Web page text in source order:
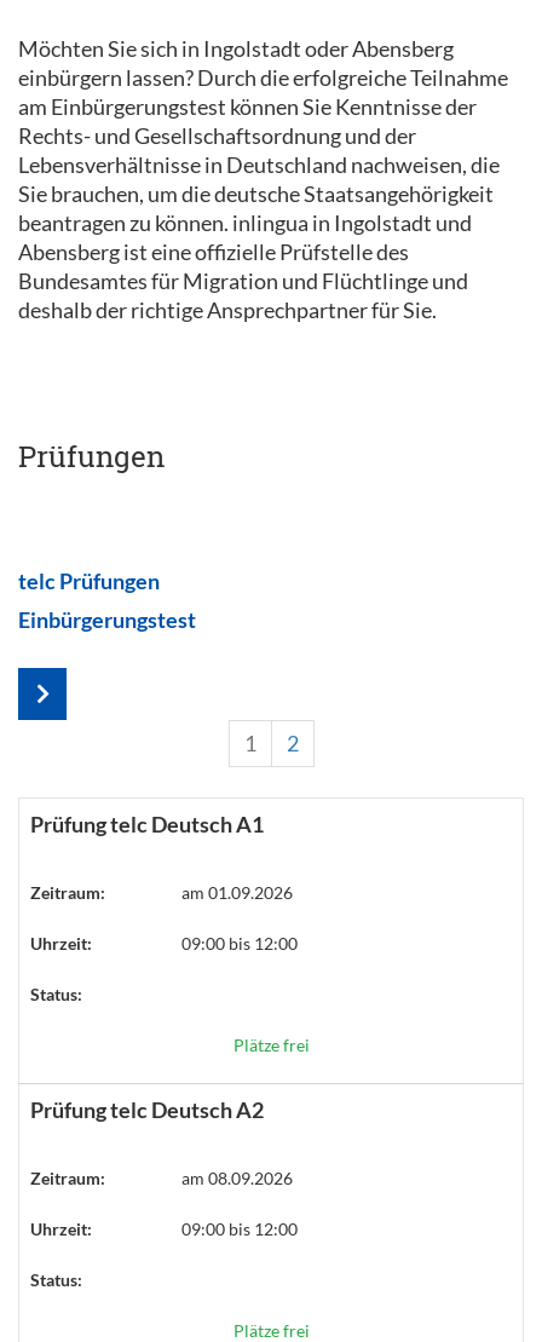
Möchten Sie sich in Ingolstadt oder Abensberg
einbürgern lassen? Durch die erfolgreiche Teilnahme
am Einbürgerungstest können Sie Kenntnisse der
Rechts- und Gesellschaftsordnung und der
Lebensverhältnisse in Deutschland nachweisen, die
Sie brauchen, um die deutsche Staatsangehörigkeit
beantragen zu können. inlingua in Ingolstadt und
Abensberg ist eine offizielle Prüfstelle des
Bundesamtes für Migration und Flüchtlinge und
deshalb der richtige Ansprechpartner für Sie.
Prüfungen
telc Prüfungen
Einbürgerungstest
1 2
Prüfung telc Deutsch A1
Zeitraum: am 01.09.2026
Uhrzeit: 09:00 bis 12:00
Status:
Plätze frei
Prüfung telc Deutsch A2
Zeitraum: am 08.09.2026
Uhrzeit: 09:00 bis 12:00
Status:
Plätze frei